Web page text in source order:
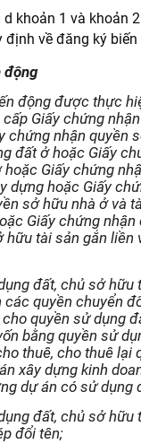
TRIỂN ĐỘI NGŨ
LÀM
khoản 1 và khoản
về đăng ký
động
động được thực
Giấy chứng
chứng nhận quyền
đất ở hoặc Giấy
Giấy chứng
dựng hoặc Giấy
sở hữu nhà ở và
Giấy chứng nhận
hữu tài sản gắn liền
đất, chủ sở hữu
quyền chuyển
quyền sử dụng
bằng quyền sử
thuê, cho thuê lại
xây dựng kinh
dự án có sử dụng
đất, chủ sở hữu
đổi tên;